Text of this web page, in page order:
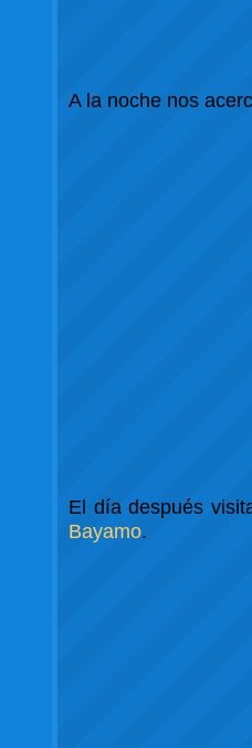
A la noche nos
El día después
Bayamo.